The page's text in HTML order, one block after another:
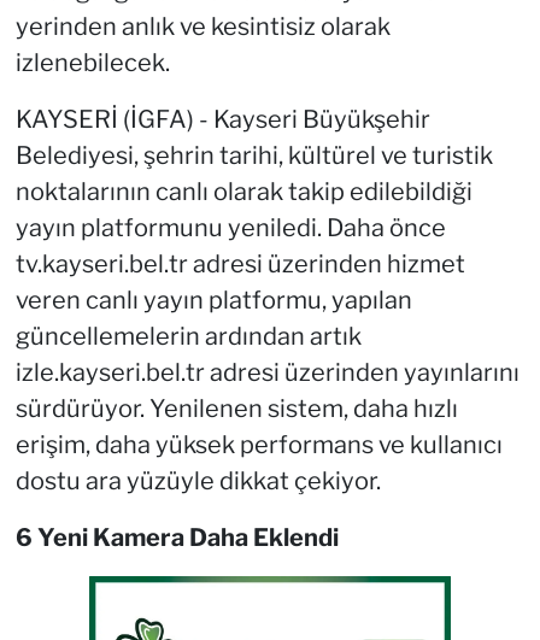
yerinden anlık ve kesintisiz olarak
izlenebilecek.
KAYSERİ (İGFA) - Kayseri Büyükşehir
Belediyesi, şehrin tarihi, kültürel ve turistik
noktalarının canlı olarak takip edilebildiği
yayın platformunu yeniledi. Daha önce
tv.kayseri.bel.tr adresi üzerinden hizmet
veren canlı yayın platformu, yapılan
güncellemelerin ardından artık
izle.kayseri.bel.tr adresi üzerinden yayınlarını
sürdürüyor. Yenilenen sistem, daha hızlı
erişim, daha yüksek performans ve kullanıcı
dostu ara yüzüyle dikkat çekiyor.
6 Yeni Kamera Daha Eklendi